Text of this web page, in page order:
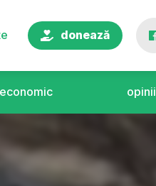
donează
economic opinii